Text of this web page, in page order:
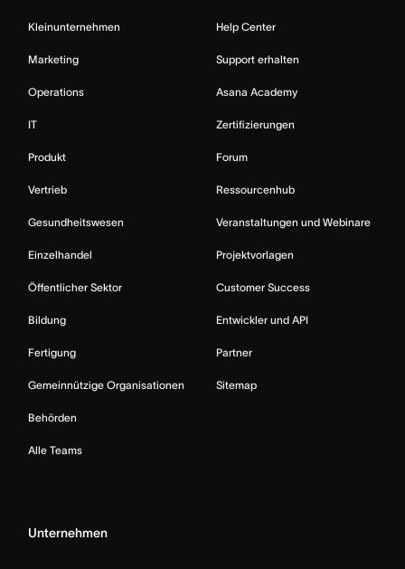
Kleinunternehmen
Marketing
Operations
IT
Produkt
Vertrieb
Gesundheitswesen
Einzelhandel
Öffentlicher Sektor
Bildung
Fertigung
Gemeinnützige Organisationen
Behörden
Alle Teams
Help Center
Support erhalten
Asana Academy
Zertifizierungen
Forum
Ressourcenhub
Veranstaltungen und Webinare
Projektvorlagen
Customer Success
Entwickler und API
Partner
Sitemap
Unternehmen